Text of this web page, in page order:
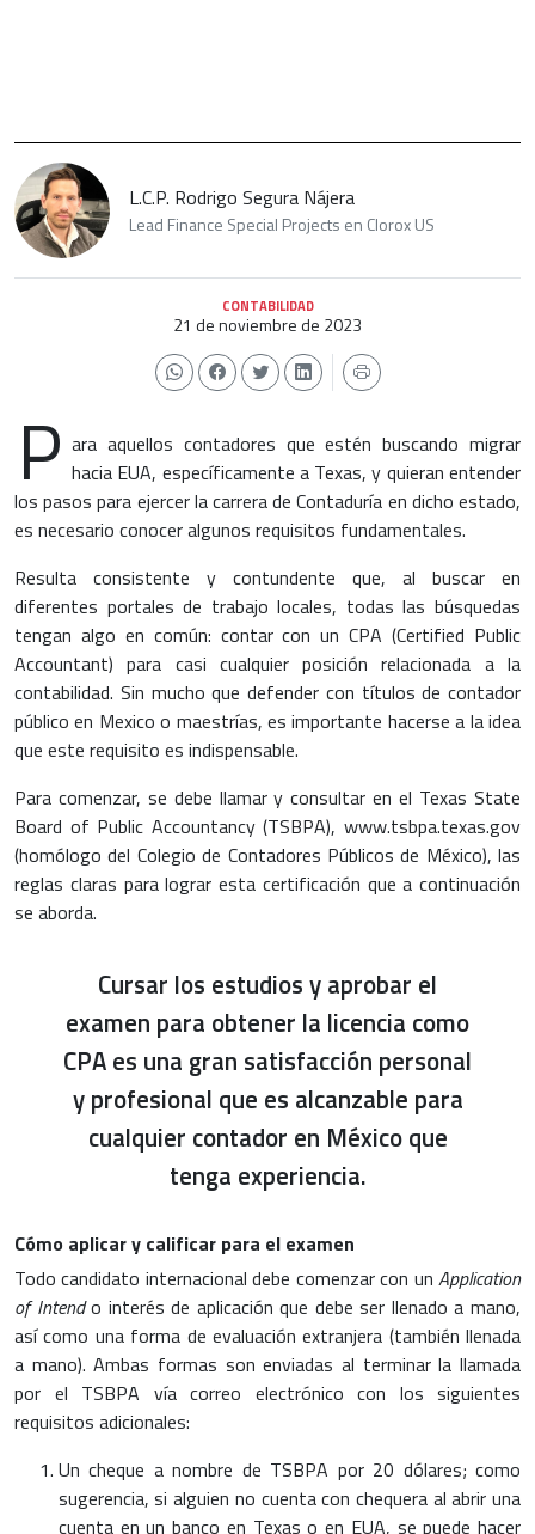
L.C.P. Rodrigo Segura Nájera
Lead Finance Special Projects en Clorox US
CONTABILIDAD
21 de noviembre de 2023
P ara aquellos contadores que estén buscando migrar
hacia EUA, específicamente a Texas, y quieran entender
los pasos para ejercer la carrera de Contaduría en dicho estado,
es necesario conocer algunos requisitos fundamentales.
Resulta consistente y contundente que, al buscar en
diferentes portales de trabajo locales, todas las búsquedas
tengan algo en común: contar con un CPA (Certified Public
Accountant) para casi cualquier posición relacionada a la
contabilidad. Sin mucho que defender con títulos de contador
público en Mexico o maestrías, es importante hacerse a la idea
que este requisito es indispensable.
Para comenzar, se debe llamar y consultar en el Texas State
Board of Public Accountancy (TSBPA), www.tsbpa.texas.gov
(homólogo del Colegio de Contadores Públicos de México), las
reglas claras para lograr esta certificación que a continuación
se aborda.
Cursar los estudios y aprobar el
examen para obtener la licencia como
CPA es una gran satisfacción personal
y profesional que es alcanzable para
cualquier contador en México que
tenga experiencia.
Cómo aplicar y calificar para el examen
Todo candidato internacional debe comenzar con un Application
of Intendo interés de aplicación que debe ser llenado a mano,
así como una forma de evaluación extranjera (también llenada
a mano). Ambas formas son enviadas al terminar la llamada
por el TSBPA vía correo electrónico con los siguientes
requisitos adicionales:
Un cheque a nombre de TSBPA por 20 dólares; como
sugerencia, si alguien no cuenta con chequera al abrir una
cuenta en un banco en Texas o en EUA, se puede hacer